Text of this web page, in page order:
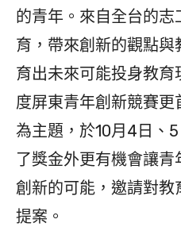
的青年。來自全台的
育，帶來創新的觀點
育出未來可能投身教
度屏東青年創新競賽更
為主題，於10月4日、
了獎金外更有機會讓
創新的可能，邀請對
提案。